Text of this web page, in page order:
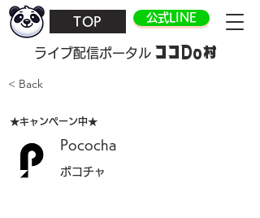
TOP 公式LINE
​ライブ配信ポータル ココDo村
< Back
★キャンペーン中★
Pococha
ポコチャ